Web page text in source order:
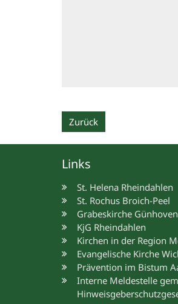
Zurück
Links
St. Helena Rheindahlen
St. Rochus Broich-Peel
Grabeskirche Günhoven
KjG Rheindahlen
Kirchen in der Region
Evangelische Kirche
Prävention im Bistum
Interne Meldestelle